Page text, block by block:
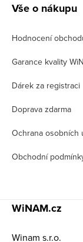
Vše o nákupu
Hodnocení
Garance kvality
Dárek za registraci
Doprava zdarma
Ochrana osobních
Obchodní
WiNAM.cz
Winam s.r.o.